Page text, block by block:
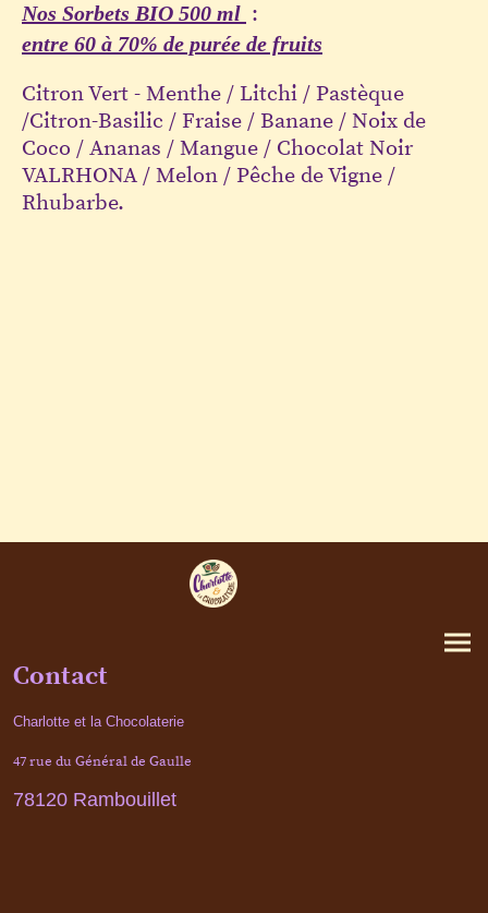
Nos Sorbets BIO 500 ml :
entre 60 à 70% de purée de fruits
Citron Vert - Menthe / Litchi / Pastèque
/Citron-Basilic / Fraise / Banane / Noix de
Coco / Ananas / Mangue / Chocolat Noir
VALRHONA / Melon / Pêche de Vigne /
Rhubarbe.
Contact
Charlotte et la Chocolaterie
47 rue du Général de Gaulle
78120 Rambouillet